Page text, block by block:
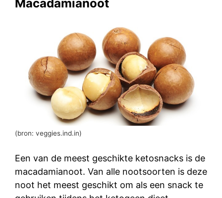
Macadamianoot
(bron: veggies.ind.in)
Een van de meest geschikte ketosnacks is de
macadamianoot. Van alle nootsoorten is deze
noot het meest geschikt om als een snack te